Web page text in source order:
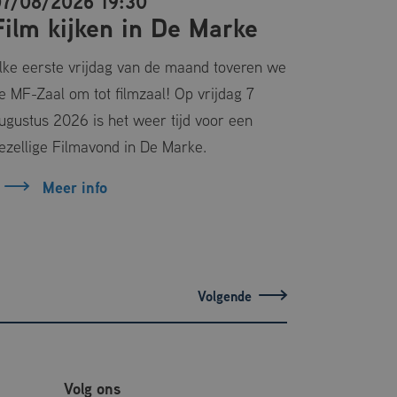
kijken in De Marke
eerste vrijdag van de maand toveren we
MF-Zaal om tot filmzaal! Op vrijdag 7
2026 is het weer tijd voor een
Filmavond in De Marke.
Meer info
Volg ons
van
onderscheiden
ID. Het is
de
te